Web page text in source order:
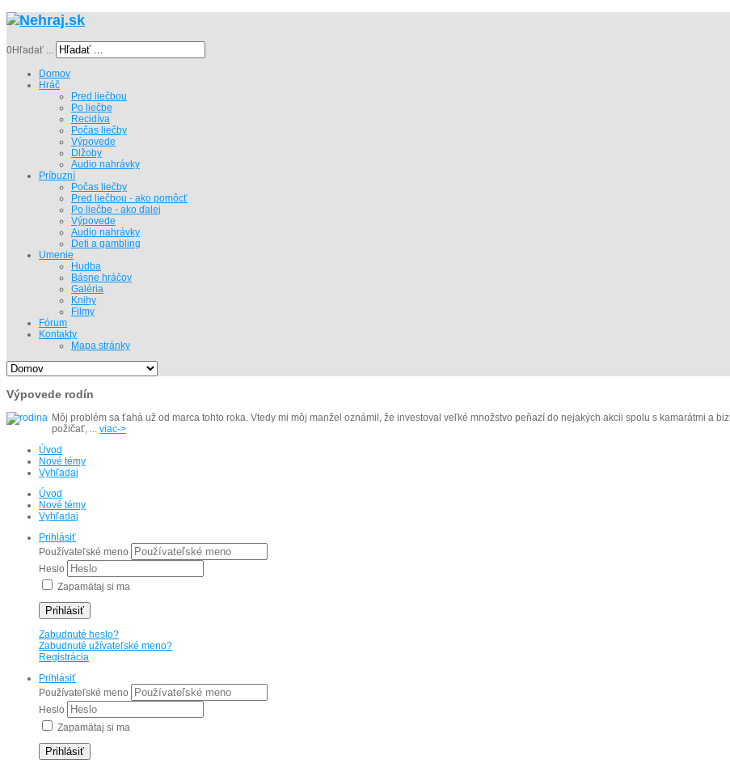
0Hľadať ...
Domov
Hráč
Pred liečbou
Po liečbe
Recidíva
Počas liečby
Výpovede
Dlžoby
Audio nahrávky
Príbuzní
Počas liečby
Pred liečbou - ako pomôcť
Po liečbe - ako ďalej
Výpovede
Audio nahrávky
Deti a gambling
Umenie
Hudba
Básne hráčov
Galéria
Knihy
Filmy
Fórum
Kontakty
Mapa stránky
Výpovede rodín
Môj problém sa ťahá už od marca tohto roka. Vtedy mi môj manžel oznámil, že investoval veľké množstvo peňazí do nejakých akcii spolu s kamarátmi a
požičať, ... viac->
Úvod
Nové témy
Vyhľadaj
Úvod
Nové témy
Vyhľadaj
Prihlásiť
Používateľské meno
Heslo
Zapamätaj si ma
Prihlásiť
Zabudnuté heslo?
Zabudnuté užívateľské meno?
Registrácia
Prihlásiť
Používateľské meno
Heslo
Zapamätaj si ma
Prihlásiť